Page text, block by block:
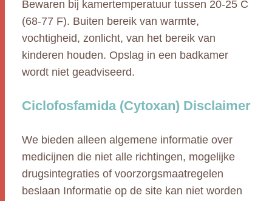
Bewaren bij kamertemperatuur tussen 20-25 C
(68-77 F). Buiten bereik van warmte,
vochtigheid, zonlicht, van het bereik van
kinderen houden. Opslag in een badkamer
wordt niet geadviseerd.
Ciclofosfamida (Cytoxan) Disclaimer
We bieden alleen algemene informatie over
medicijnen die niet alle richtingen, mogelijke
drugsintegraties of voorzorgsmaatregelen
beslaan Informatie op de site kan niet worden